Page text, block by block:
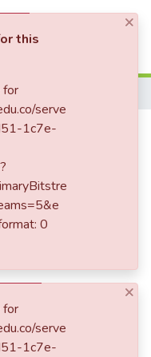
una
mejores
×
this
for
serve
1c7e-
0
×
for
serve
1c7e-